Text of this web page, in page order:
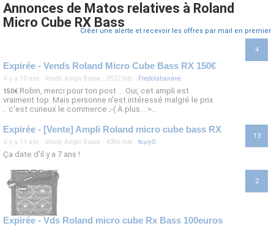
Annonces de Matos relatives à Roland
Micro Cube RX Bass
Créer une alerte et recevoir les offres par mail en premier
4
Expirée - Vends Roland Micro Cube Bass RX 150€
il y a 10 ans · Vends Ampli Basse · 2532 hits · Fredolabanane
150€ Robin, merci pour ton post ... Oui, cet ampli est
vraiment top. Mais personne n'est intéressé malgré le prix
.. c'est curieux le commerce ;-( À plus... >...
13
Expirée - [Vente] Ampli Roland micro cube bass RX
il y a 11 ans · Vends Ampli Basse · 4396 hits · tsuiy0
Ça date d'il y a 7 ans !
2
Expirée - Vds Roland micro cube Rx Bass 100euros